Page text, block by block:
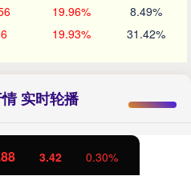
19.96% 8.49%
19.93% 31.42%
实时轮播
3.42 0.30%